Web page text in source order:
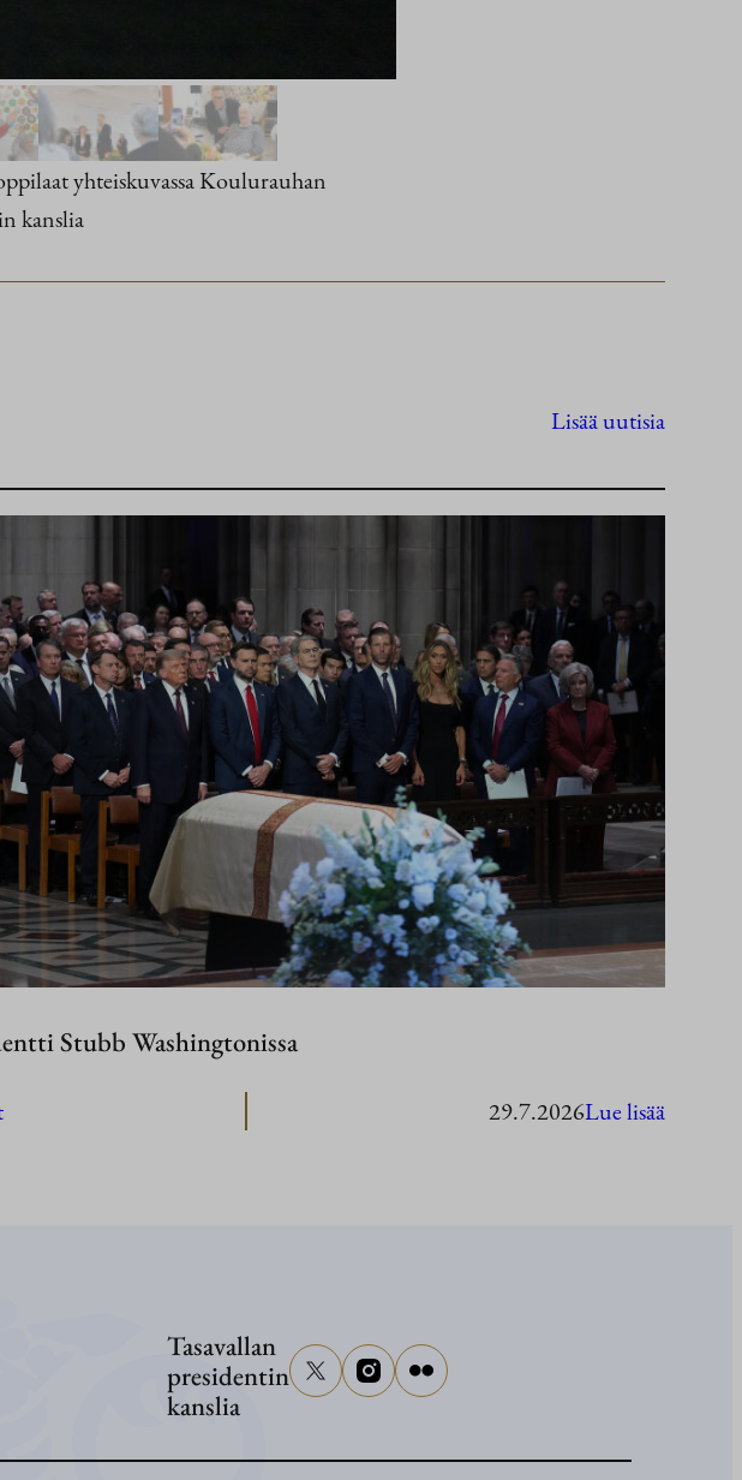
yhteiskuvassa Koulurauhan
kanslia
Lisää uutisia
Stubb Washingtonissa
29.7.2026Lue lisää:
Tasavallan
presidentin
kanslia